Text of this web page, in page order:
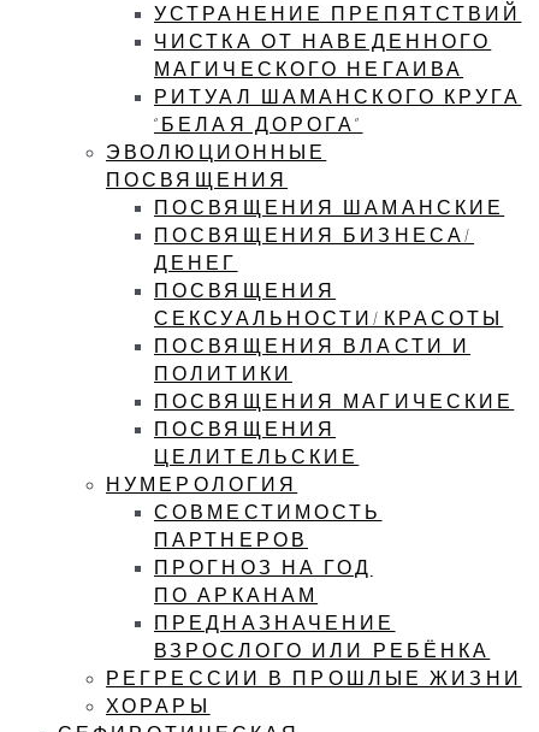
УСТРАНЕНИЕ ПРЕПЯТСТВИЙ
ЧИСТКА ОТ НАВЕДЕННОГО
МАГИЧЕСКОГО НЕГАИВА
РИТУАЛ ШАМАНСКОГО КРУГА
“БЕЛАЯ ДОРОГА”
ЭВОЛЮЦИОННЫЕ
ПОСВЯЩЕНИЯ
ПОСВЯЩЕНИЯ ШАМАНСКИЕ
ПОСВЯЩЕНИЯ БИЗНЕСА/
ДЕНЕГ
ПОСВЯЩЕНИЯ
СЕКСУАЛЬНОСТИ/КРАСОТЫ
ПОСВЯЩЕНИЯ ВЛАСТИ И
ПОЛИТИКИ
ПОСВЯЩЕНИЯ МАГИЧЕСКИЕ
ПОСВЯЩЕНИЯ
ЦЕЛИТЕЛЬСКИЕ
НУМЕРОЛОГИЯ
СОВМЕСТИМОСТЬ
ПАРТНЕРОВ
ПРОГНОЗ НА ГОД
ПО АРКАНАМ
ПРЕДНАЗНАЧЕНИЕ
ВЗРОСЛОГО ИЛИ РЕБЁНКА
РЕГРЕССИИ В ПРОШЛЫЕ ЖИЗНИ
ХОРАРЫ